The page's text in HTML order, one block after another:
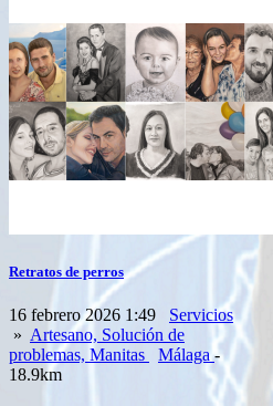
Retratos de perros
16 febrero 2026 1:49
Servicios
» Artesano, Solución de
problemas, Manitas
Málaga-
18.9km